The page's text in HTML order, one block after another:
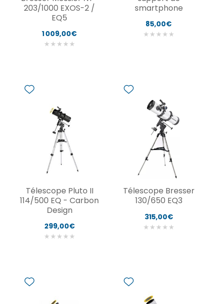
203/1000 EXOS-2 /
EQ5
1 009,00€
★ ★ ★ ★ ★
smartphone
85,00€
★ ★ ★ ★ ★
Télescope Pluto II
114/500 EQ - Carbon
Design
299,00€
★ ★ ★ ★ ★
Télescope Bresser
130/650 EQ3
315,00€
★ ★ ★ ★ ★